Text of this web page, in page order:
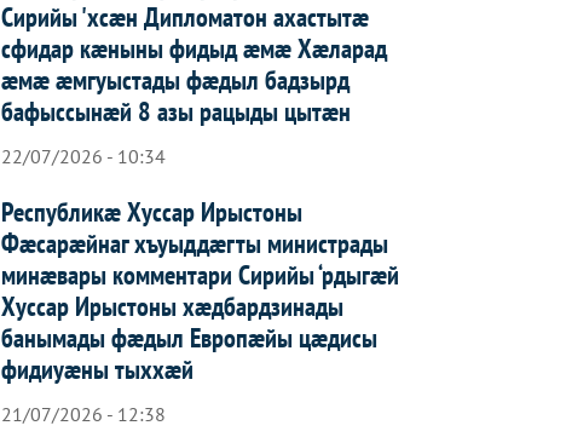
Сирийы 'хсæн Дипломатон ахастытæ
сфидар кæныны фидыд æмæ Хæларад
æмæ æмгуыстады фæдыл бадзырд
бафыссынæй 8 азы рацыды цытæн
22/07/2026 - 10:34
Республикæ Хуссар Ирыстоны
Фæсарæйнаг хъуыддæгты министрады
минæвары комментари Сирийы ‘рдыгæй
Хуссар Ирыcтоны хæдбардзинады
банымады фæдыл Европæйы цæдисы
фидиуæны тыххæй
21/07/2026 - 12:38